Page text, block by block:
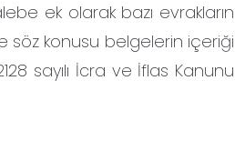
ek olarak bazı evrakların
söz konusu belgelerin içeriği
sayılı İcra ve İflas Kanunu